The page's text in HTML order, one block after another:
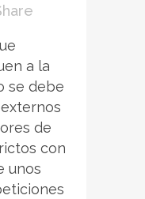
a la
se debe
de
con
unos